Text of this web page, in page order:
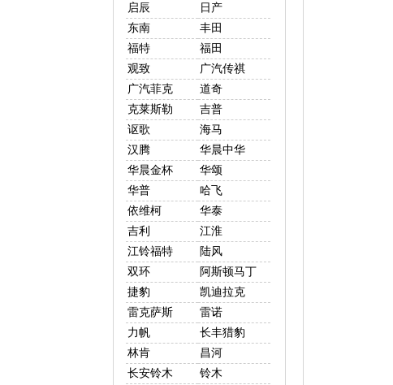
启辰
日产
东南
丰田
福特
福田
观致
广汽传祺
广汽菲克
道奇
克莱斯勒
吉普
讴歌
海马
汉腾
华晨中华
华晨金杯
华颂
华普
哈飞
依维柯
华泰
吉利
江淮
江铃福特
陆风
双环
阿斯顿马丁
捷豹
凯迪拉克
雷克萨斯
雷诺
力帆
长丰猎豹
林肯
昌河
长安铃木
铃木